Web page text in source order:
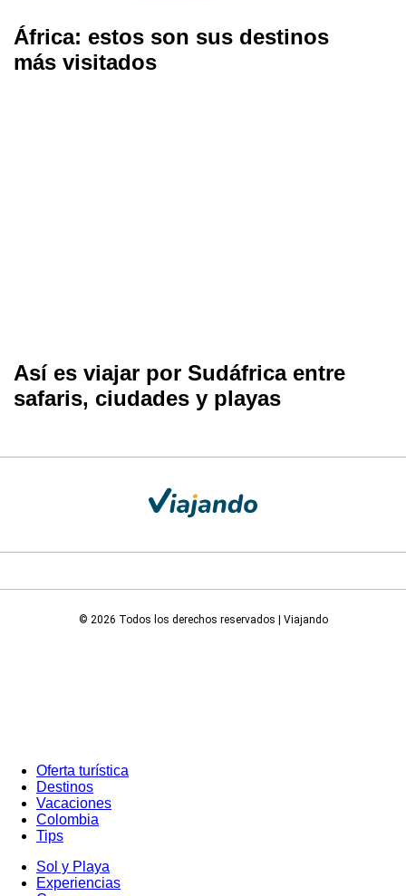
África: estos son sus destinos
más visitados
Así es viajar por Sudáfrica entre
safaris, ciudades y playas
© 2026 Todos los derechos reservados | Viajando
Oferta turística
Destinos
Vacaciones
Colombia
Tips
Sol y Playa
Experiencias